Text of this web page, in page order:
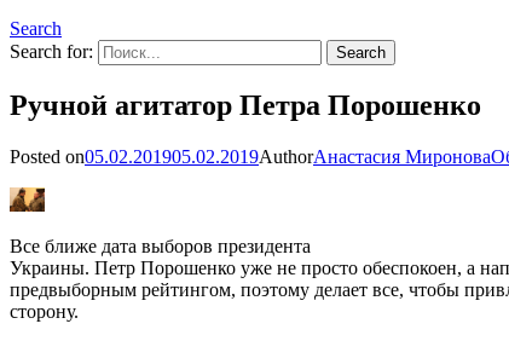
Search
Search for:
Ручной агитатор Петра Порошенко
Posted on05.02.201905.02.2019AuthorАнастасия Миронова
Все ближе дата выборов президента
Украины. Петр Порошенко уже не просто обеспокоен, а
предвыборным рейтингом, поэтому делает все, чтобы
сторону.